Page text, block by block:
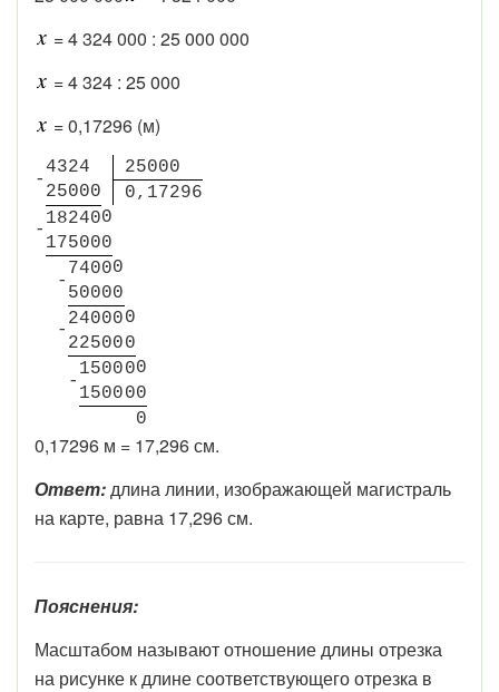
= 4 324 000 : 25 000 000
= 4 324 : 25 000
= 0,17296 (м)
-
4324 25000
25000 0, 17296
-
182400
175000
-
74000
50000
-
240000
225000
-
150000
150000
0
0,17296 м = 17,296 см.
Ответ: длина линии, изображающей магистраль
на карте, равна 17,296 см.
Пояснения:
Масштабом называют отношение длины отрезка
на рисунке к длине соответствующего отрезка в